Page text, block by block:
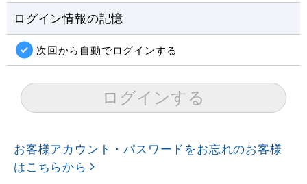
ログイン情報の記憶
次回から自動でログインする
お客様アカウント・パスワードをお忘れのお客様
はこちらから